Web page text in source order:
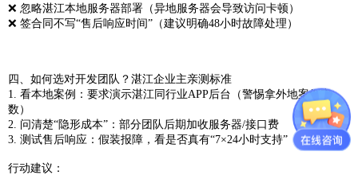
❌ 忽略湛江本地服务器部署（异地服务器会导致访问卡顿）
❌ 签合同不写“售后响应时间”（建议明确48小时故障处理）
四、如何选对开发团队？湛江企业主亲测标准
1. 看本地案例：要求演示湛江同行业APP后台（警惕拿外地案例充
数）
2. 问清楚“隐形成本”：部分团队后期加收服务器/接口费
3. 测试售后响应：假装报障，看是否真有“7×24小时支持”
行动建议：